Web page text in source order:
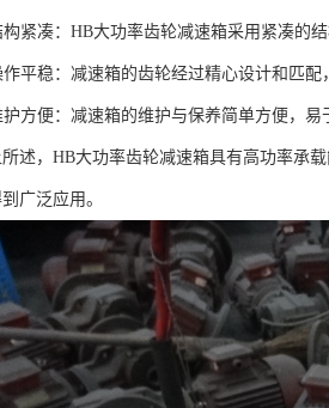
构紧凑：HB大功率齿轮减速箱采用紧凑的
作平稳：减速箱的齿轮经过精心设计和匹
护方便：减速箱的维护与保养简单方便，易
述，HB大功率齿轮减速箱具有高功率承
广泛应用。